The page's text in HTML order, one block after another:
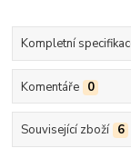
Kompletní
Komentáře 0
Související zboží 6